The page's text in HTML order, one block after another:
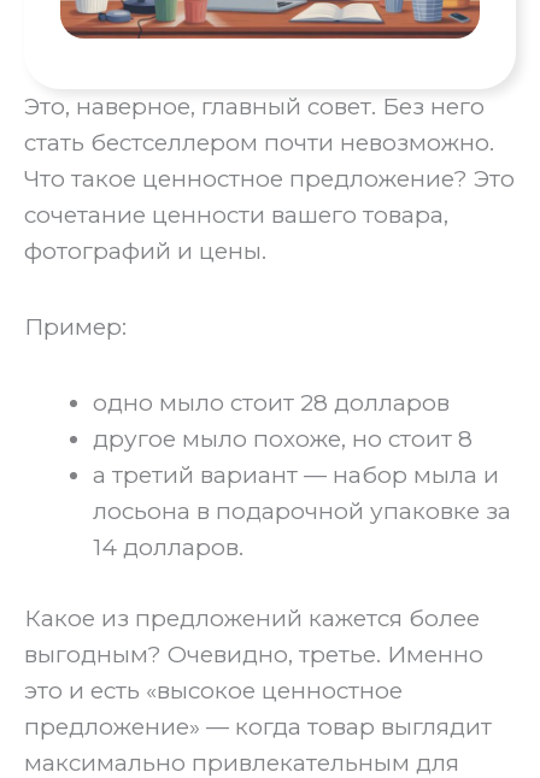
Это, наверное, главный совет. Без него
стать бестселлером почти невозможно.
Что такое ценностное предложение? Это
сочетание ценности вашего товара,
фотографий и цены.
‍Пример:
одно мыло стоит 28 долларов
другое мыло похоже, но стоит 8
а третий вариант — набор мыла и
лосьона в подарочной упаковке за
14 долларов.
‍Какое из предложений кажется более
выгодным? Очевидно, третье. Именно
это и есть «высокое ценностное
предложение» — когда товар выглядит
максимально привлекательным для